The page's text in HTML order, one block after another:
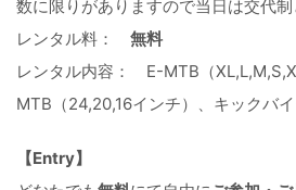
数に限りがありますので当日は交代制
レンタル料： 無料
レンタル内容： E-MTB（
MTB（24,20,16インチ）、キックバイ
【Entry】